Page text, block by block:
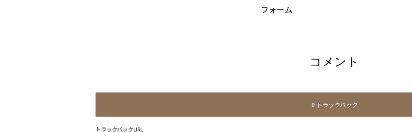
フォーム
コメント
0 トラックバック
トラックバックURL